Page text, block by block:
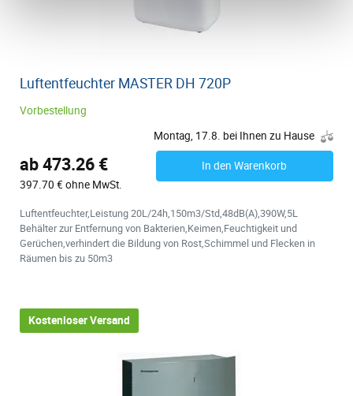
Luftentfeuchter MASTER DH 720P
Vorbestellung
Montag, 17.8. bei Ihnen zu Hause
ab 473.26 €
397.70 € ohne MwSt.
In den Warenkorb
Luftentfeuchter,Leistung 20L/24h,150m3/Std,48dB(A),390W,5L
Behälter zur Entfernung von Bakterien,Keimen,Feuchtigkeit und
Gerüchen,verhindert die Bildung von Rost,Schimmel und Flecken in
Räumen bis zu 50m3
Kostenloser Versand